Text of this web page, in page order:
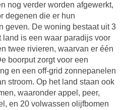
nog verder worden afgewerkt,
degenen die er hun
geven. De woning bestaat uit 3
is een waar paradijs voor
twee rivieren, waarvan er één
boorput zorgt voor een
en een off-grid zonnepanelen
stroom. Op het land staan ook
waaronder appel, peer,
en 20 volwassen olijfbomen